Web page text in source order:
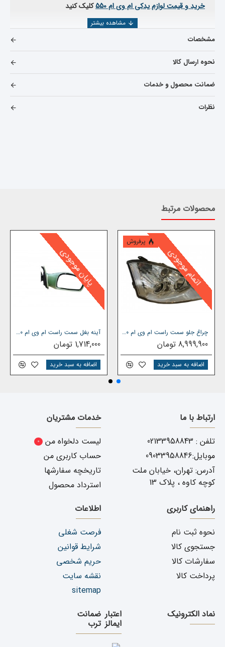
خرید و قیمت لوازم یدکی ام وی ام 550
کلیک کنید
مشخصات
نحوه ارسال کالا
ضمانت محصول و خدمات
نظرات
محصولات مرتبط
پرفروش
اتمام موجودی
چراغ جلو سمت راست ام وی ام 530
8,999,900 تومان
اضافه به سبد خرید
پایان موجودی
آینه بغل سمت راست ام وی ام 550
1,714,000 تومان
اضافه به سبد خرید
ارتباط با ما
تلفن : 02133958843
موبایل:09033958846
آدرس: تهران، خیابان ملت
کوچه کاوه ، پلاک 13
خدمات مشتریان
لیست دلخواه من
0
حساب کاربری من
تاریخچه سفارشها
استرداد محصول
راهنمای کاربری
نحوه ثبت نام
جستجوی کالا
سفارشات کالا
پرداخت کالا
اطلاعات
فرصت شغلی
شرایط قوانین
حریم شخصی
نقشه سایت
sitemap
نماد الکترونیک
اعتبار
ایمالز
ضمانت
ترب